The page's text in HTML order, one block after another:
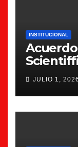
INSTITUCIONAL
JULIO 1, 2026